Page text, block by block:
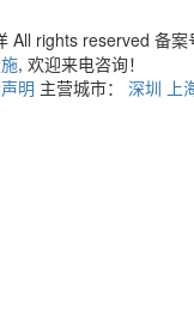
rights reserved 备案
, 欢迎来电咨询！
明 主营城市： 深圳 上